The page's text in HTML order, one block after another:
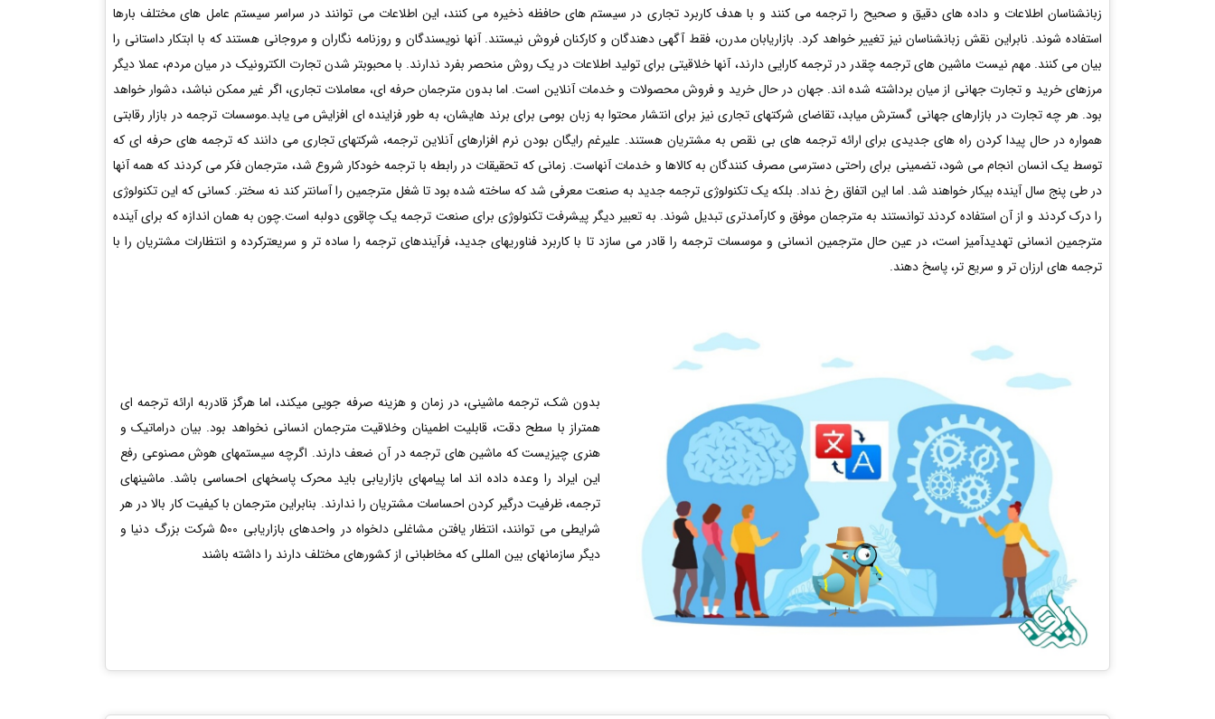
زبانشناسان اطلاعات و داده های دقیق و صحیح را ترجمه می کنند و با هدف کاربرد تجاری در سیستم های حافظه ذخیره می کنند، این اطلاعات می توانند در سراسر سیستم عامل های مختلف بارها
استفاده شوند. نابراین نقش زبانشناسان نیز تغییر خواهد کرد. بازاریابان مدرن، فقط آگهی دهندگان و کارکنان فروش نیستند. آنها نویسندگان و روزنامه نگاران و مروجانی هستند که با ابتکار داستانی را
بیان می کنند. مهم نیست ماشین های ترجمه چقدر در ترجمه کارایی دارند، آنها خلاقیتی برای تولید اطلاعات در یک روش منحصر بفرد ندارند. با محبوبتر شدن تجارت الکترونیک در میان مردم، عملا دیگر
مرزهای خرید و تجارت جهانی از میان برداشته شده اند. جهان در حال خرید و فروش محصولات و خدمات آنلاین است. اما بدون مترجمان حرفه ای، معاملات تجاری، اگر غیر ممکن نباشد، دشوار خواهد
بود. هر چه تجارت در بازارهای جهانی گسترش میابد، تقاضای شرکتهای تجاری نیز برای انتشار محتوا به زبان بومی برای برند هایشان، به طور فزاینده ای افزایش می یابد.موسسات ترجمه در بازار رقابتی
همواره در حال پیدا کردن راه های جدیدی برای ارائه ترجمه های بی نقص به مشتریان هستند. علیرغم رایگان بودن نرم افزارهای آنلاین ترجمه، شرکتهای تجاری می دانند که ترجمه های حرفه ای که
توسط یک انسان انجام می شود، تضمینی برای راحتی دسترسی مصرف کنندگان به کالاها و خدمات آنهاست. زمانی که تحقیقات در رابطه با ترجمه خودکار شروع شد، مترجمان فکر می کردند که همه آنها
در طی پنج سال آینده بیکار خواهند شد. اما این اتفاق رخ نداد. بلکه یک تکنولوژی ترجمه جدید به صنعت معرفی شد که ساخته شده بود تا شغل مترجمین را آسانتر کند نه سختر. کسانی که این تکنولوژی
را درک کردند و از آن استفاده کردند توانستند به مترجمان موفق و کارآمدتری تبدیل شوند. به تعبیر دیگر پیشرفت تکنولوژی برای صنعت ترجمه یک چاقوی دولبه است.چون به همان اندازه که برای آینده
مترجمین انسانی تهدیدآمیز است، در عین حال مترجمین انسانی و موسسات ترجمه را قادر می سازد تا با کاربرد فناوریهای جدید، فرآیندهای ترجمه را ساده تر و سریعترکرده و انتظارات مشتریان را با
ترجمه های ارزان تر و سریع تر، پاسخ دهند.
بدون شک، ترجمه ماشینی، در زمان و هزینه صرفه جویی میکند، اما هرگز قادربه ارائه ترجمه ای
همتراز با سطح دقت، قابلیت اطمینان وخلاقیت مترجمان انسانی نخواهد بود. بیان دراماتیک و
هنری چیزیست که ماشین های ترجمه در آن ضعف دارند. اگرچه سیستمهای هوش مصنوعی رفع
این ایراد را وعده داده اند اما پیامهای بازاریابی باید محرک پاسخهای احساسی باشد. ماشینهای
ترجمه، ظرفیت درگیر کردن احساسات مشتریان را ندارند. بنابراین مترجمان با کیفیت کار بالا در هر
شرایطی می توانند، انتظار یافتن مشاغلی دلخواه در واحدهای بازاریابی 500 شرکت بزرگ دنیا و
دیگر سازمانهای بین المللی که مخاطبانی از کشورهای مختلف دارند را داشته باشند